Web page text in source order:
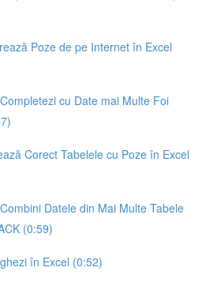
Poze de pe Internet în Excel
cu Date mai Multe Foi
Corect Tabelele cu Poze în Excel
Datele din Mai Multe Tabele
(0:59)
în Excel (0:52)